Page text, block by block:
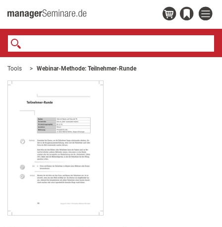
Tools Webinar-Methode: Teilnehmer-Runde